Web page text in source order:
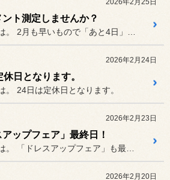
2026年2月25日
ト測定しませんか？
2026年2月24日
日となります。
。 24日は定休日となります。
2026年2月23日
アップフェア」最終日！
2026年2月20日